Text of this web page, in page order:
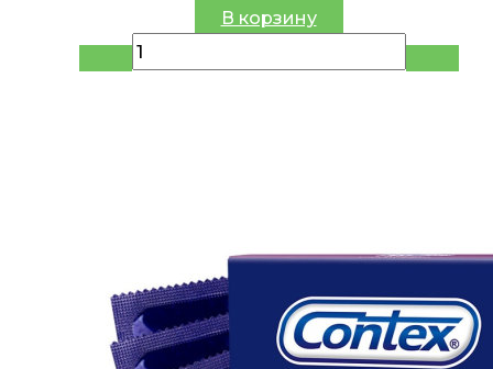
В корзину